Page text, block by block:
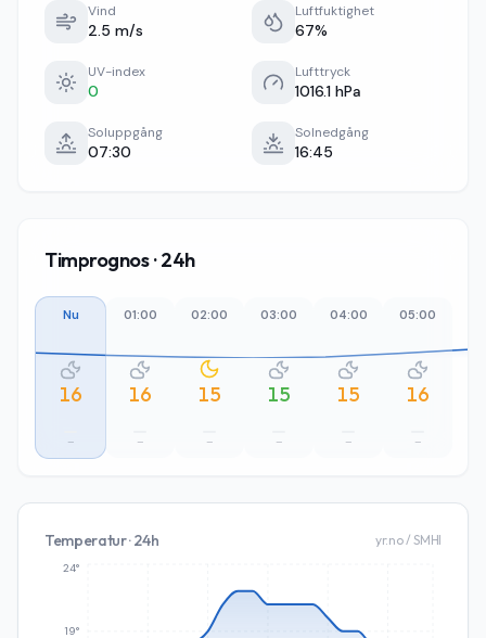
Vind
2.5 m/s
Luftfuktighet
67%
UV-index
0
Lufttryck
1016.1 hPa
Soluppgång
07:30
Solnedgång
16:45
Timprognos · 24h
Nu
16
–
01:00
16
–
02:00
15
–
03:00
15
–
04:00
15
–
05:00
16
–
Temperatur · 24h yr.no / SMHI
19°
24°